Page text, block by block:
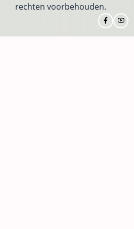
rechten voorbehouden.